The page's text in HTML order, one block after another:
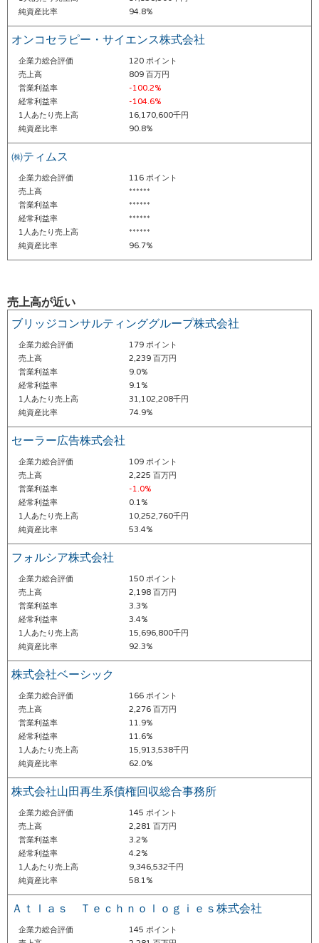
純資産比率
94.8%
オンコセラピー・サイエンス株式会社
企業力総合評価
120 ポイント
売上高
809 百万円
営業利益率
-100.2%
経常利益率
-104.6%
1人あたり売上高
16,170,600千円
純資産比率
90.8%
㈱ティムス
企業力総合評価
116 ポイント
売上高
******
営業利益率
******
経常利益率
******
1人あたり売上高
******
純資産比率
96.7%
売上高が近い
ブリッジコンサルティンググループ株式会社
企業力総合評価
179 ポイント
売上高
2,239 百万円
営業利益率
9.0%
経常利益率
9.1%
1人あたり売上高
31,102,208千円
純資産比率
74.9%
セーラー広告株式会社
企業力総合評価
109 ポイント
売上高
2,225 百万円
営業利益率
-1.0%
経常利益率
0.1%
1人あたり売上高
10,252,760千円
純資産比率
53.4%
フォルシア株式会社
企業力総合評価
150 ポイント
売上高
2,198 百万円
営業利益率
3.3%
経常利益率
3.4%
1人あたり売上高
15,696,800千円
純資産比率
92.3%
株式会社ベーシック
企業力総合評価
166 ポイント
売上高
2,276 百万円
営業利益率
11.9%
経常利益率
11.6%
1人あたり売上高
15,913,538千円
純資産比率
62.0%
株式会社山田再生系債権回収総合事務所
企業力総合評価
145 ポイント
売上高
2,281 百万円
営業利益率
3.2%
経常利益率
4.2%
1人あたり売上高
9,346,532千円
純資産比率
58.1%
Ａｔｌａｓ Ｔｅｃｈｎｏｌｏｇｉｅｓ株式会社
企業力総合評価
145 ポイント